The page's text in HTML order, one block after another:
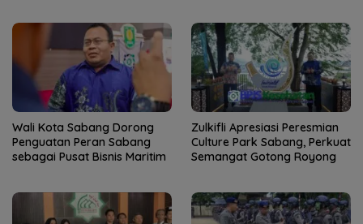
Wali Kota Sabang Dorong
Penguatan Peran Sabang
sebagai Pusat Bisnis Maritim
Zulkifli Apresiasi Peresmian
Culture Park Sabang, Perkuat
Semangat Gotong Royong